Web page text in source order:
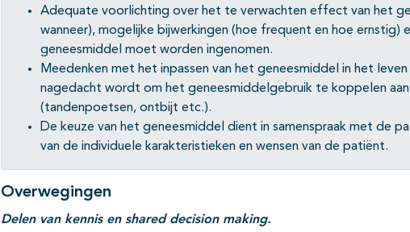
Adequate voorlichting over het te verwachten effect van het
wanneer), mogelijke bijwerkingen (hoe frequent en hoe ernstig)
geneesmiddel moet worden ingenomen.
Meedenken met het inpassen van het geneesmiddel in het
nagedacht wordt om het geneesmiddelgebruik te koppelen
(tandenpoetsen, ontbijt etc.).
De keuze van het geneesmiddel dient in samenspraak met de
van de individuele karakteristieken en wensen van de patiënt.
Overwegingen
Delen van kennis en shared decision making.